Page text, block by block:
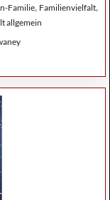
Familie, Familienvielfalt,
allgemein